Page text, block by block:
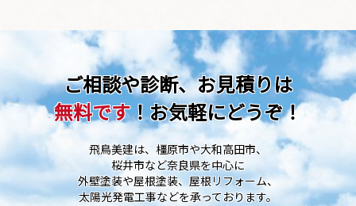
ご相談や診断、お見積りは
無料です！お気軽にどうぞ！
飛鳥美建は、橿原市や大和高田市、
桜井市など奈良県を中心に
外壁塗装や屋根塗装、屋根リフォーム、
太陽光発電工事などを承っております。